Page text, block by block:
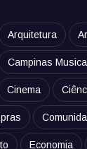
Arquitetura
Campinas
Cinema
Economia